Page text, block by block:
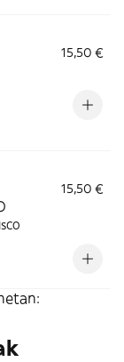
15,50 €
15,50 €